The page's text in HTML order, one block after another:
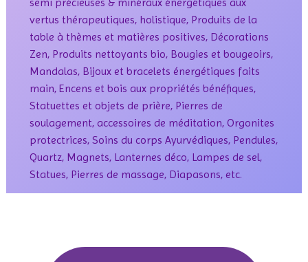
vertus thérapeutiques, holistique, Produits de la
table à thèmes et matières positives, Décorations
Zen, Produits nettoyants bio, Bougies et bougeoirs,
Mandalas, Bijoux et bracelets énergétiques faits
main, Encens et bois aux propriétés bénéfiques,
Statuettes et objets de prière, Pierres de
soulagement, accessoires de méditation, Orgonites
protectrices, Soins du corps Ayurvédiques, Pendules,
Quartz, Magnets, Lanternes déco, Lampes de sel,
Statues, Pierres de massage, Diapasons, etc.